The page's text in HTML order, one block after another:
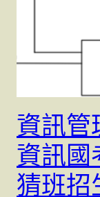
資訊管
資訊國
猜班招